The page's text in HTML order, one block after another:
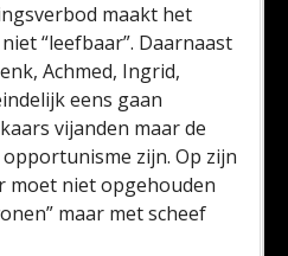
maakt het
“leefbaar”. Daarnaast
Achmed, Ingrid,
eens gaan
vijanden maar de
zijn. Op zijn
moet niet opgehouden
maar met scheef